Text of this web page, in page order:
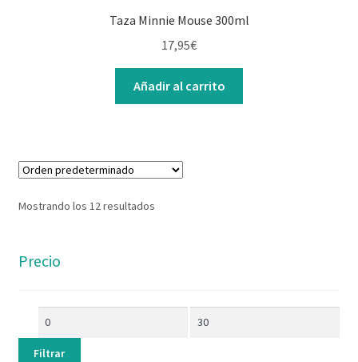
Taza Minnie Mouse 300ml
17,95€
Añadir al carrito
Mostrando los 12 resultados
Precio
Filtrar